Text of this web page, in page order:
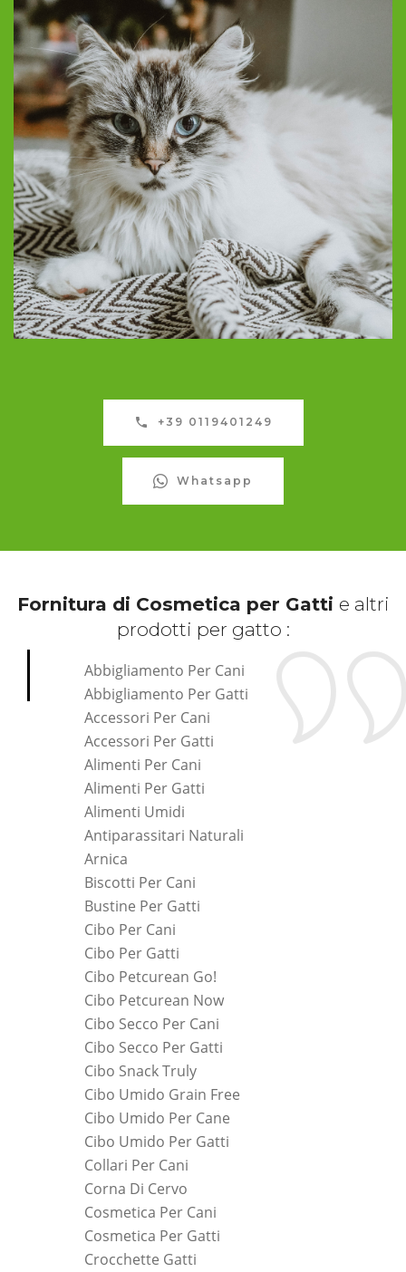
+39 0119401249
Whatsapp
Fornitura di Cosmetica per Gatti e altri
prodotti per gatto :
Abbigliamento Per Cani
Abbigliamento Per Gatti
Accessori Per Cani
Accessori Per Gatti
Alimenti Per Cani
Alimenti Per Gatti
Alimenti Umidi
Antiparassitari Naturali
Arnica
Biscotti Per Cani
Bustine Per Gatti
Cibo Per Cani
Cibo Per Gatti
Cibo Petcurean Go!
Cibo Petcurean Now
Cibo Secco Per Cani
Cibo Secco Per Gatti
Cibo Snack Truly
Cibo Umido Grain Free
Cibo Umido Per Cane
Cibo Umido Per Gatti
Collari Per Cani
Corna Di Cervo
Cosmetica Per Cani
Cosmetica Per Gatti
Crocchette Gatti